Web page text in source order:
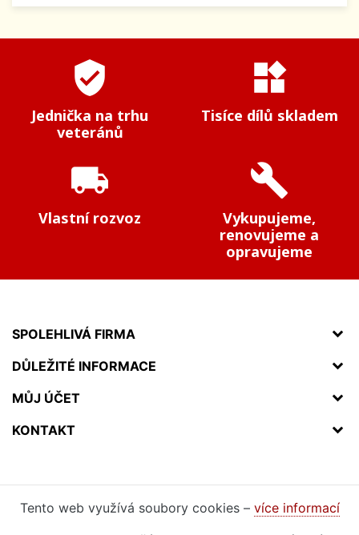
verified_user
Jednička na trhu
veteránů
widgets
Tisíce dílů skladem
local_shipping
Vlastní rozvoz
build
Vykupujeme,
renovujeme a
opravujeme
SPOLEHLIVÁ FIRMA
DŮLEŽITÉ INFORMACE
MŮJ ÚČET
KONTAKT
Tento web využívá soubory cookies – více informací